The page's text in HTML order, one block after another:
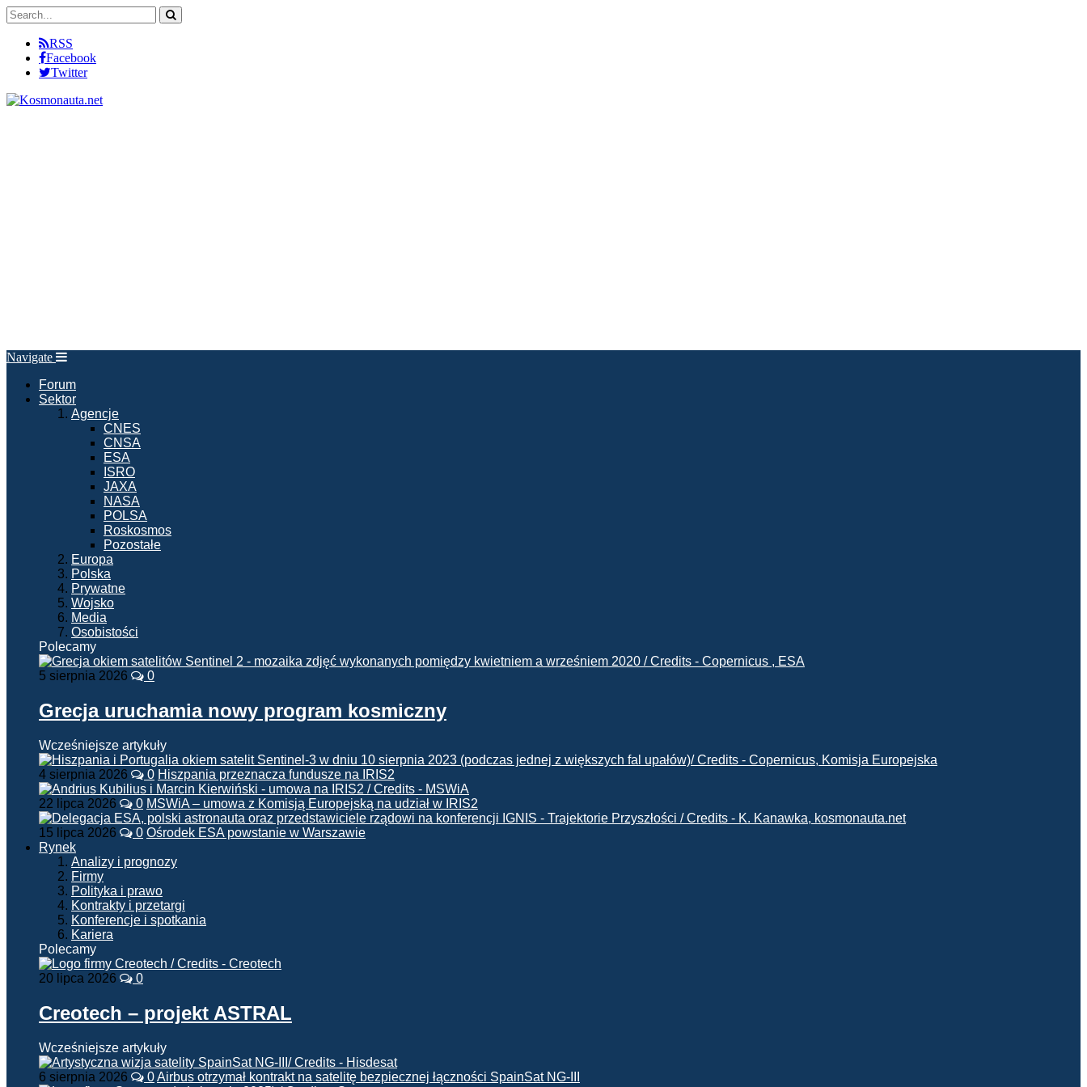
RSS
Facebook
Twitter
Navigate
Forum
Sektor
Agencje
CNES
CNSA
ESA
ISRO
JAXA
NASA
POLSA
Roskosmos
Pozostałe
Europa
Polska
Prywatne
Wojsko
Media
Osobistości
Polecamy
5 sierpnia 2026 0
Grecja uruchamia nowy program kosmiczny
Wcześniejsze artykuły
4 sierpnia 2026 0 Hiszpania przeznacza fundusze na IRIS2
22 lipca 2026 0 MSWiA – umowa z Komisją Europejską na udział w IRIS2
15 lipca 2026 0 Ośrodek ESA powstanie w Warszawie
Rynek
Analizy i prognozy
Firmy
Polityka i prawo
Kontrakty i przetargi
Konferencje i spotkania
Kariera
Polecamy
20 lipca 2026 0
Creotech – projekt ASTRAL
Wcześniejsze artykuły
6 sierpnia 2026 0Airbus otrzymał kontrakt na satelitę bezpiecznej łączności SpainSat NG-III